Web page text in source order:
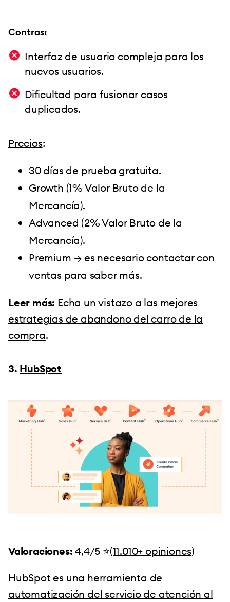
Contras:
Interfaz de usuario compleja para los
nuevos usuarios.
Dificultad para fusionar casos
duplicados.
Precios:
30 días de prueba gratuita.
Growth (1% Valor Bruto de la
Mercancía).
Advanced (2% Valor Bruto de la
Mercancía).
Premium → es necesario contactar con
ventas para saber más.
Leer más: Echa un vistazo a las mejores
estrategias de abandono del carro de la
compra.
3. HubSpot
Valoraciones: 4,4/5 ⭐️(11.010+ opiniones)
HubSpot es una herramienta de
automatización del servicio de atención al